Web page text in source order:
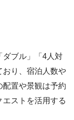
ダブル」「4人対
おり、宿泊人数や
配置や景観は予約
ストを活用する